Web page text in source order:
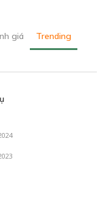
giá Trending